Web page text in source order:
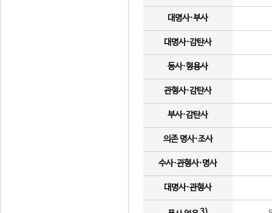
대명사·부사
대명사·감탄사
동사·형용사
관형사·감탄사
부사·감탄사
의존 명사·조사
수사·관형사·명사
대명사·관형사